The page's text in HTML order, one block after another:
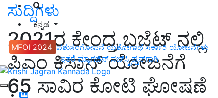
ಕನ್ನಡ
MFOI 2024 ಪಶುಸಂಗೋಪನೆ ಯಶೋಗಾಥೆ ಸರ್ಕಾರಿ ಯೋಜನೆಗಳು
ಇತರೆ ಮ್ಯಾಗಜಿನ್‌ ಸಬ್‌ಸ್ಕ್ರಿಪ್ಷನ್‌ಗಾಗಿ
ಸುದ್ದಿಗಳು
2021ರ ಕೇಂದ್ರ ಬಜೆಟ್ ನಲ್ಲಿ
ಪಿಎಂ ಕಿಸಾನ್ ಯೋಜನೆಗೆ
65 ಸಾವಿರ ಕೋಟಿ ಘೋಷಣೆ